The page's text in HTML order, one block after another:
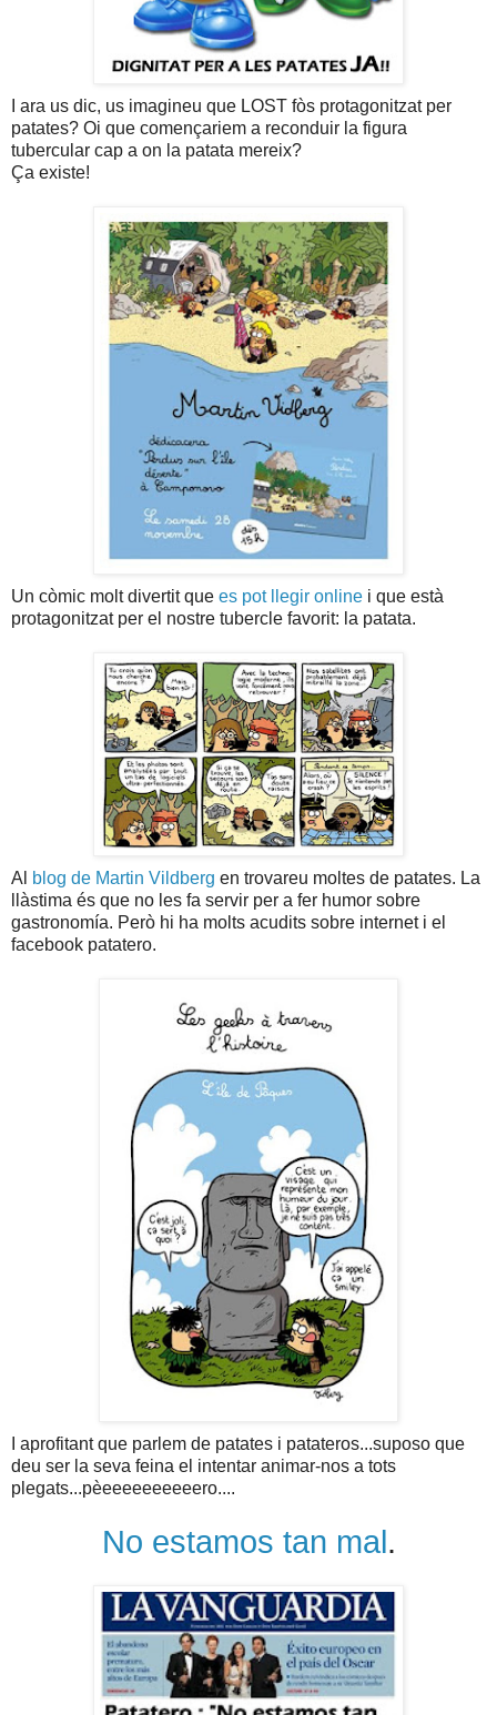
I ara us dic, us imagineu que LOST fòs protagonitzat per
patates? Oi que començariem a reconduir la figura
tubercular cap a on la patata mereix?
Ça existe!
Un còmic molt divertit que es pot llegir online i que està
protagonitzat per el nostre tubercle favorit: la patata.
Al blog de Martin Vildberg en trovareu moltes de patates. La
llàstima és que no les fa servir per a fer humor sobre
gastronomía. Però hi ha molts acudits sobre internet i el
facebook patatero.
I aprofitant que parlem de patates i patateros...suposo que
deu ser la seva feina el intentar animar-nos a tots
plegats...pèeeeeeeeeeero....
No estamos tan mal .